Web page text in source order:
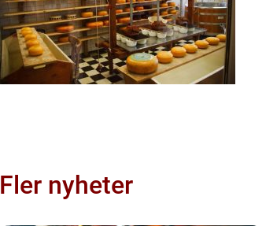
Fler nyheter